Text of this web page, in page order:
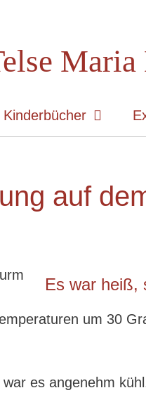
Kinderbücher
auf
Es war heiß,
um 30
es angenehm